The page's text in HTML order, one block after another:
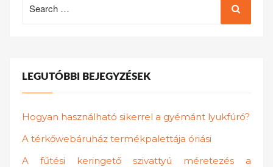
for:
LEGUTÓBBI BEJEGYZÉSEK
Hogyan használható sikerrel a gyémánt lyukfúró?
A térkőwebáruház termékpalettája óriási
A fűtési keringető szivattyú méretezés a